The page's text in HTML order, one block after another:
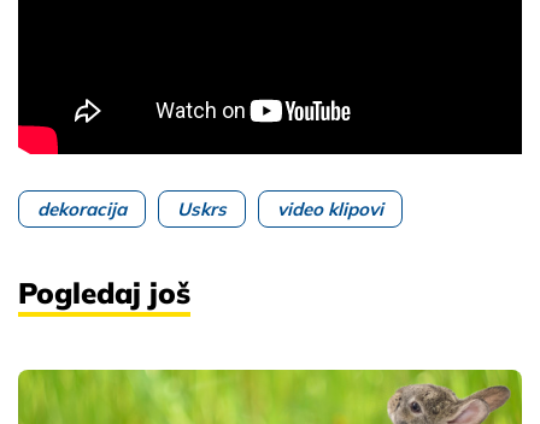
dekoracija Uskrs video klipovi
Pogledaj još